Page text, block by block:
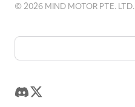
©2026 MIND MOTOR PTE. LTD.